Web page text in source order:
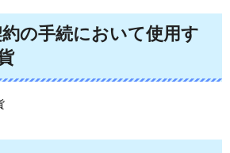
の手続において使用す